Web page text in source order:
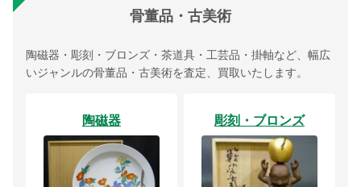
骨董品・古美術
陶磁器・彫刻・ブロンズ・茶道具・工芸品・掛軸など、幅広
いジャンルの骨董品・古美術を査定、買取いたします。
陶磁器 彫刻・ブロンズ